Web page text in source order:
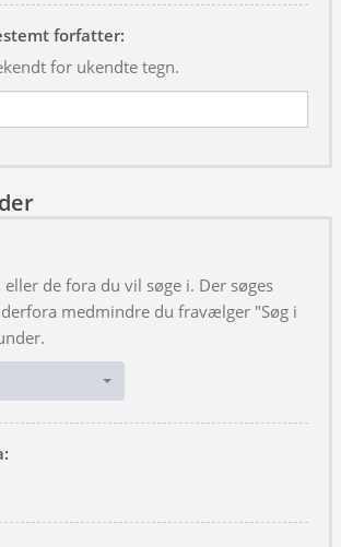
forfatter:
for ukendte tegn.
de fora du vil søge i. Der søges
medmindre du fravælger "Søg i